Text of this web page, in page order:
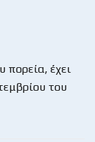
πορεία, έχει
του